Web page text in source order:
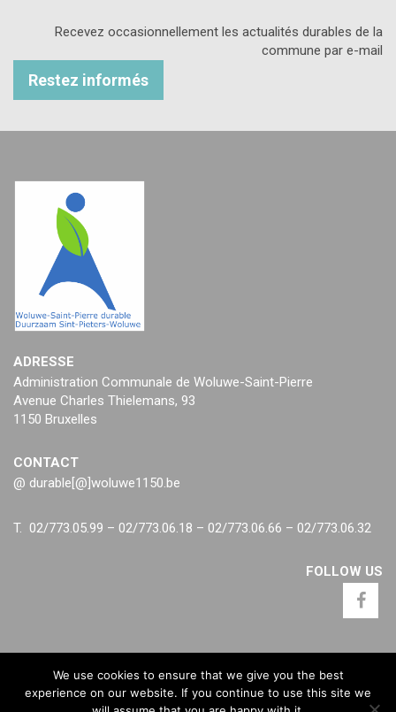
Recevez occasionnellement les actualités durables de la
commune par e-mail
Restez informés
ADRESSE
Administration Communale de Woluwe-Saint-Pierre
Avenue Charles Thielemans, 93
1150 Bruxelles
CONTACT
@ durable[@]woluwe1150.be
T. 02/773.05.99 – 02/773.06.18 – 02/773.06.66 – 02/773.06.32
FOLLOW US
We use cookies to ensure that we give you the best
experience on our website. If you continue to use this site we